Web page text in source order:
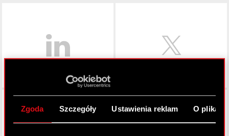
Zgoda Szczegóły Ustawienia reklam O
Facebook